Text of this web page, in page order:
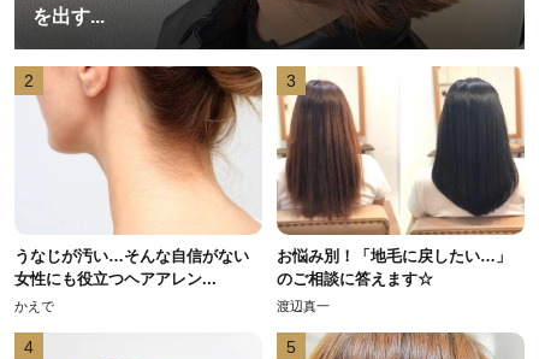
を出す...
2
うなじが汚い…そんな自信がない
女性にも役立つヘアアレン...
かえで
3
お悩み別！「地毛に戻したい…」
のご相談に答えます☆
渡辺真一
4 5